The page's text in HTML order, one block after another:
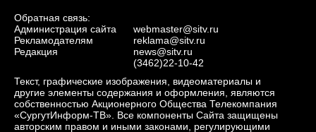
Обратная связь:
Администрация сайта
Рекламодателям
Редакция
webmaster@sitv.ru
reklama@sitv.ru
news@sitv.ru
(3462)22-10-42
Текст, графические изображения, видеоматериалы и
другие элементы содержания и оформления, являются
собственностью Акционерного Общества Телекомпания
«СургутИнформ-ТВ». Все компоненты Сайта защищены
авторским правом и иными законами, регулирующими